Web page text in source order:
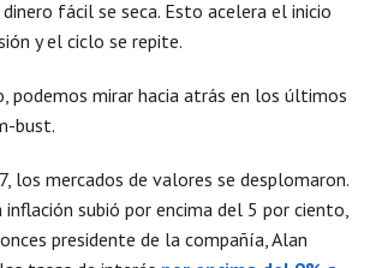
fácil se seca. Esto acelera el inicio
y el ciclo se repite.
podemos mirar hacia atrás en los últimos
bust.
los mercados de valores se desplomaron.
subió por encima del 5 por ciento,
presidente de la compañía, Alan